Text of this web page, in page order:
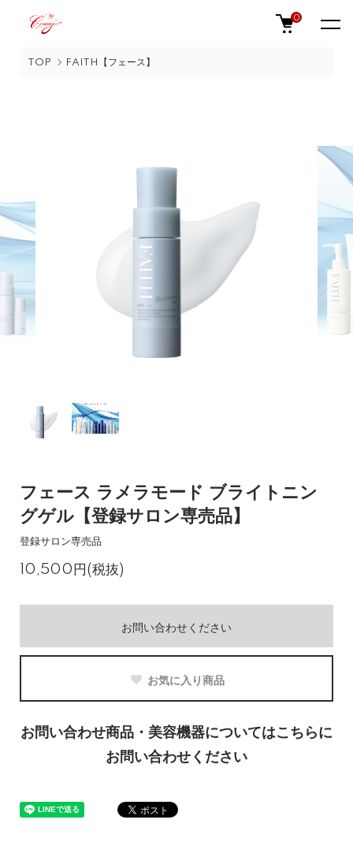
0
TOP FAITH【フェース】
フェース ラメラモード ブライトニン
グゲル【登録サロン専売品】
登録サロン専売品
10,500円(税抜)
お問い合わせください
お気に入り商品
お問い合わせ商品・美容機器についてはこちらに
お問い合わせください